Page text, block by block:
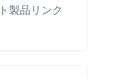
製品リンク